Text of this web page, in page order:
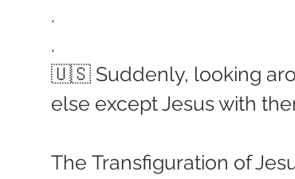
.
.
🇺🇸 Suddenly, looking
else except Jesus with
The Transfiguration of